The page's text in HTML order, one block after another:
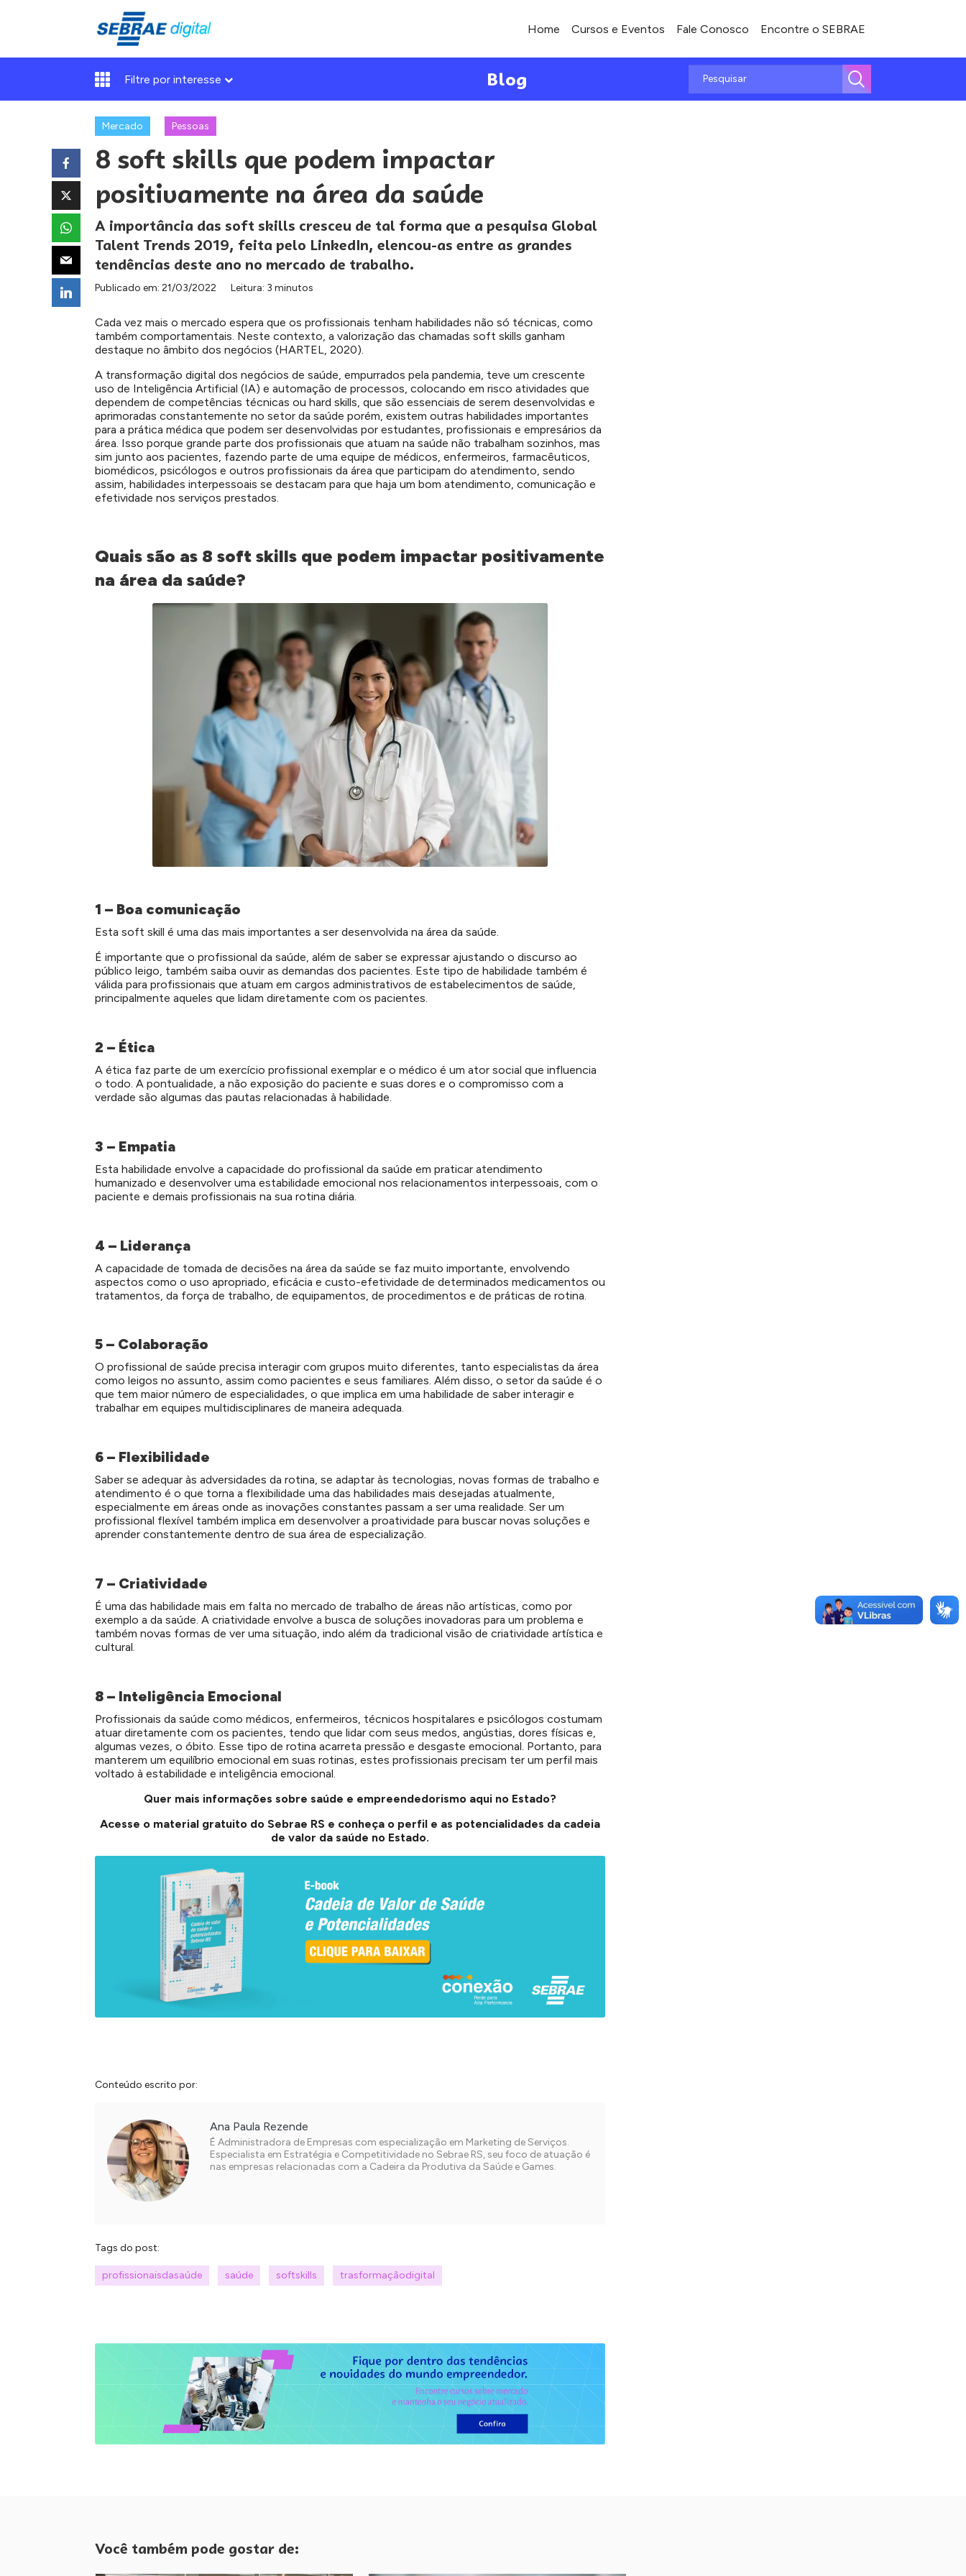
Home Cursos e Eventos Fale Conosco Encontre o SEBRAE
Filtre por interesse Blog
Mercado Pessoas
8 soft skills que podem impactar
positivamente na área da saúde
A importância das soft skills cresceu de tal forma que a pesquisa Global
Talent Trends 2019, feita pelo LinkedIn, elencou-as entre as grandes
tendências deste ano no mercado de trabalho.
Publicado em: 21/03/2022 Leitura: 3 minutos
Cada vez mais o mercado espera que os profissionais tenham habilidades não só técnicas, como
também comportamentais. Neste contexto, a valorização das chamadas soft skills ganham
destaque no âmbito dos negócios (HARTEL, 2020).
A transformação digital dos negócios de saúde, empurrados pela pandemia, teve um crescente
uso de Inteligência Artificial (IA) e automação de processos, colocando em risco atividades que
dependem de competências técnicas ou hard skills, que são essenciais de serem desenvolvidas e
aprimoradas constantemente no setor da saúde porém, existem outras habilidades importantes
para a prática médica que podem ser desenvolvidas por estudantes, profissionais e empresários da
área. Isso porque grande parte dos profissionais que atuam na saúde não trabalham sozinhos, mas
sim junto aos pacientes, fazendo parte de uma equipe de médicos, enfermeiros, farmacêuticos,
biomédicos, psicólogos e outros profissionais da área que participam do atendimento, sendo
assim, habilidades interpessoais se destacam para que haja um bom atendimento, comunicação e
efetividade nos serviços prestados.
Quais são as 8 soft skills que podem impactar positivamente
na área da saúde?
1 – Boa comunicação
Esta soft skill é uma das mais importantes a ser desenvolvida na área da saúde.
É importante que o profissional da saúde, além de saber se expressar ajustando o discurso ao
público leigo, também saiba ouvir as demandas dos pacientes. Este tipo de habilidade também é
válida para profissionais que atuam em cargos administrativos de estabelecimentos de saúde,
principalmente aqueles que lidam diretamente com os pacientes.
2 – Ética
A ética faz parte de um exercício profissional exemplar e o médico é um ator social que influencia
o todo. A pontualidade, a não exposição do paciente e suas dores e o compromisso com a
verdade são algumas das pautas relacionadas à habilidade.
3 – Empatia
Esta habilidade envolve a capacidade do profissional da saúde em praticar atendimento
humanizado e desenvolver uma estabilidade emocional nos relacionamentos interpessoais, com o
paciente e demais profissionais na sua rotina diária.
4 – Liderança
A capacidade de tomada de decisões na área da saúde se faz muito importante, envolvendo
aspectos como o uso apropriado, eficácia e custo-efetividade de determinados medicamentos ou
tratamentos, da força de trabalho, de equipamentos, de procedimentos e de práticas de rotina.
5 – Colaboração
O profissional de saúde precisa interagir com grupos muito diferentes, tanto especialistas da área
como leigos no assunto, assim como pacientes e seus familiares. Além disso, o setor da saúde é o
que tem maior número de especialidades, o que implica em uma habilidade de saber interagir e
trabalhar em equipes multidisciplinares de maneira adequada.
6 – Flexibilidade
Saber se adequar às adversidades da rotina, se adaptar às tecnologias, novas formas de trabalho e
atendimento é o que torna a flexibilidade uma das habilidades mais desejadas atualmente,
especialmente em áreas onde as inovações constantes passam a ser uma realidade. Ser um
profissional flexível também implica em desenvolver a proatividade para buscar novas soluções e
aprender constantemente dentro de sua área de especialização.
7 – Criatividade
É uma das habilidade mais em falta no mercado de trabalho de áreas não artísticas, como por
exemplo a da saúde. A criatividade envolve a busca de soluções inovadoras para um problema e
também novas formas de ver uma situação, indo além da tradicional visão de criatividade artística e
cultural.
8 – Inteligência Emocional
Profissionais da saúde como médicos, enfermeiros, técnicos hospitalares e psicólogos costumam
atuar diretamente com os pacientes, tendo que lidar com seus medos, angústias, dores físicas e,
algumas vezes, o óbito. Esse tipo de rotina acarreta pressão e desgaste emocional. Portanto, para
manterem um equilíbrio emocional em suas rotinas, estes profissionais precisam ter um perfil mais
voltado à estabilidade e inteligência emocional.
Quer mais informações sobre saúde e empreendedorismo aqui no Estado?
Acesse o material gratuito do Sebrae RS e conheça o perfil e as potencialidades da cadeia
de valor da saúde no Estado.
Conteúdo escrito por:
Ana Paula Rezende
É Administradora de Empresas com especialização em Marketing de Serviços.
Especialista em Estratégia e Competitividade no Sebrae RS, seu foco de atuação é
nas empresas relacionadas com a Cadeira da Produtiva da Saúde e Games.
Tags do post:
profissionaisdasaúde saúde softskills trasformaçãodigital
Você também pode gostar de: